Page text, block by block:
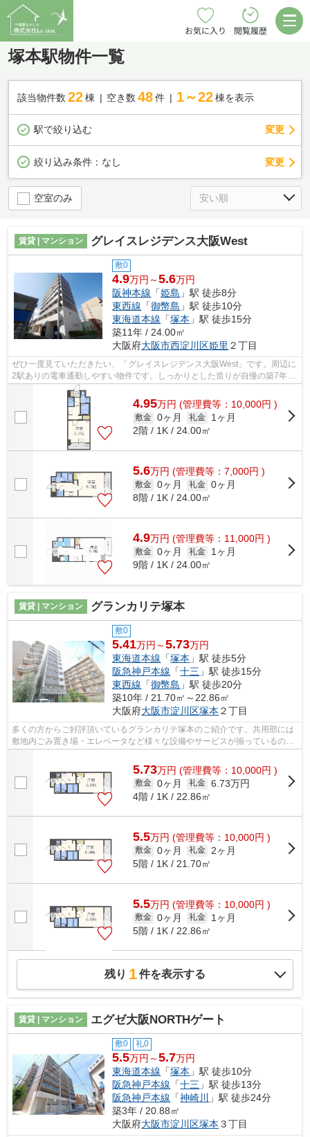
お気に入り 閲覧履歴
塚本駅物件一覧
該当物件数 22棟 空き数 48 件 1～22 棟を表示
駅で絞り込む 変更
絞り込み条件： なし 変更
空室のみ
賃貸 | マンション グレイスレジデンス大阪West
敷0
4.9万円～5.6万円
阪神本線 「姫島 」駅 徒歩8分
東西線 「御幣島 」駅 徒歩10分
東海道本線 「塚本 」駅 徒歩15分
築11年 / 24.00㎡
大阪府大阪市西淀川区姫里 ２丁目
ぜひ一度見ていただきたい、「グレイスレジデンス大阪West」です。周辺に
2駅ありの電車通勤しやすい物件です。しっかりとした造りが自慢の築7年の
物件。造りとデザインに関して、自信...
4.95万円 (管理費等：10,000円 )
敷金 0ヶ月 礼金
1ヶ月
2階 / 1K / 24.00㎡
5.6万円 (管理費等：7,000円 )
敷金 0ヶ月 礼金 0ヶ月
8階 / 1K / 24.00㎡
4.9万円 (管理費等：11,000円 )
敷金 0ヶ月 礼金
1ヶ月
9階 / 1K / 24.00㎡
賃貸 | マンション グランカリテ塚本
敷0
5.41万円～5.73万円
東海道本線 「塚本 」駅 徒歩5分
阪急神戸本線 「十三 」駅 徒歩15分
東西線 「御幣島 」駅 徒歩20分
築10年 / 21.70㎡～22.86㎡
大阪府大阪市淀川区塚本 ２丁目
多くの方からご好評頂いているグランカリテ塚本のご紹介です。共用部には
敷地内ごみ置き場・エレベータなど様々な設備やサービスが揃っているので
5.73万円 (管理費等：10,000円 )
敷金 0ヶ月 礼金 6.73万円
4階 / 1K / 22.86㎡
5.5万円 (管理費等：10,000円 )
敷金 0ヶ月 礼金
2ヶ月
5階 / 1K / 21.70㎡
5.5万円 (管理費等：10,000円 )
敷金 0ヶ月 礼金
1ヶ月
5階 / 1K / 22.86㎡
残り 1件を表示する
賃貸 | マンション エグゼ大阪NORTHゲート
敷0 礼0
5.5万円～5.7万円
東海道本線 「塚本 」駅 徒歩10分
阪急神戸本線 「十三 」駅 徒歩13分
阪急神戸本線 「神崎川
」駅 徒歩24分
築3年 / 20.88㎡
大阪府大阪市淀川区塚本 ３丁目